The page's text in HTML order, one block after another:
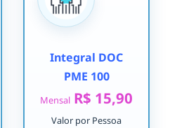
Integral DOC
PME 100
Mensal R$ 15,90
Valor por Pessoa